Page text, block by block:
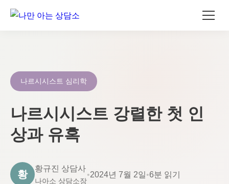
나르시시스트 심리학
나르시시스트 강렬한 첫 인
상과 유혹
황
황규진 상담사
나아소 상담소장
•2024년 7월 2일•6분 읽기